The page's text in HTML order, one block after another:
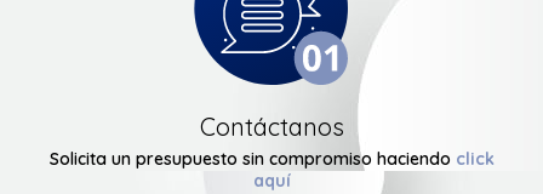
Contáctanos
Solicita un presupuesto sin compromiso haciendo click
aquí